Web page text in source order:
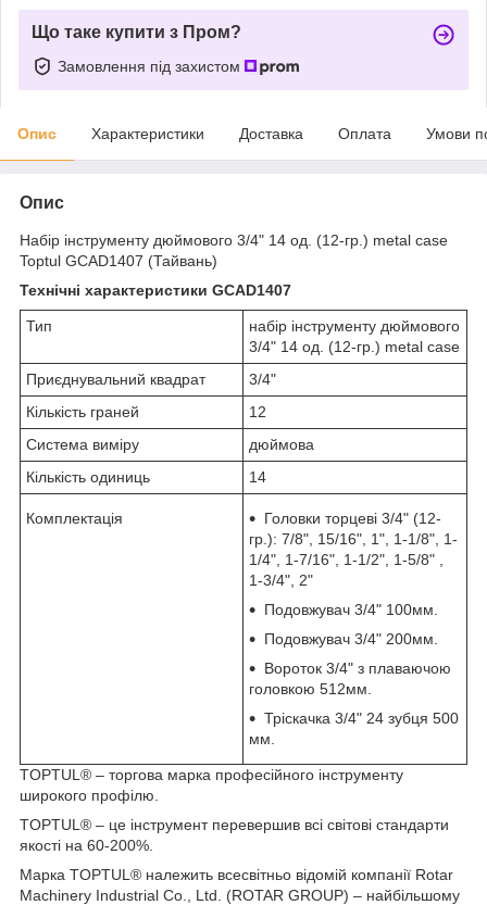
Що таке купити з Пром?
Замовлення під захистом
Опис Характеристики Доставка Оплата Умови
Опис
Набір інструменту дюймового 3/4" 14 од. (12-гр.) metal case
Toptul GCAD1407 (Тайвань)
Технічні характеристики GCAD1407
Тип
набір інструменту дюймового
3/4" 14 од. (12-гр.) metal case
Приєднувальний квадрат
3/4"
Кількість граней
12
Система виміру
дюймова
Кількість одиниць
14
Комплектація
Головки торцеві 3/4" (12-
гр.): 7/8", 15/16", 1", 1-1/8", 1-
1/4", 1-7/16", 1-1/2", 1-5/8" ,
1-3/4", 2"
Подовжувач 3/4" 100мм.
Подовжувач 3/4" 200мм.
Вороток 3/4" з плаваючою
головкою 512мм.
Тріскачка 3/4" 24 зубця 500
мм.
TOPTUL® – торгова марка професійного інструменту
широкого профілю.
TOPTUL® – це інструмент перевершив всі світові стандарти
якості на 60-200%.
Марка TOPTUL® належить всесвітньо відомій компанії Rotar
Machinery Industrial Co., Ltd. (ROTAR GROUP) – найбільшому